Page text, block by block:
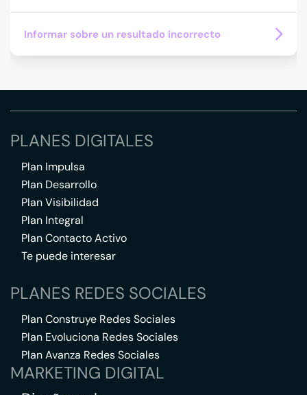
Informar sobre un resultado incorrecto
PLANES DIGITALES
Plan Impulsa
Plan Desarrollo
Plan Visibilidad
Plan Integral
Plan Contacto Activo
Te puede interesar
PLANES REDES SOCIALES
Plan Construye Redes Sociales
Plan Evoluciona Redes Sociales
Plan Avanza Redes Sociales
MARKETING DIGITAL